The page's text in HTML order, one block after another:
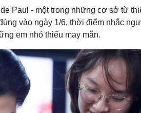
Giải trí
Nghệ sĩ
Sao Việt
Du
Paul - một trong những cơ sở từ
vào ngày 1/6, thời điểm nhắc
em nhỏ thiếu may mắn.